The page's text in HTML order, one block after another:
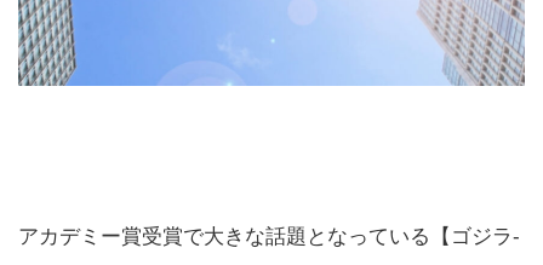
アカデミー賞受賞で大きな話題となっている【ゴジラ‐